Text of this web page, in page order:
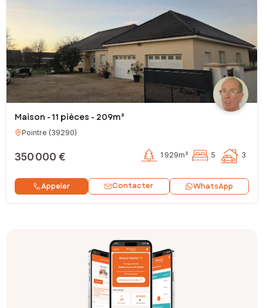
Maison - 11 pièces - 209m²
Pointre (39290)
350 000 € 1 929m² 5 3
Appeler Contacter WhatsApp